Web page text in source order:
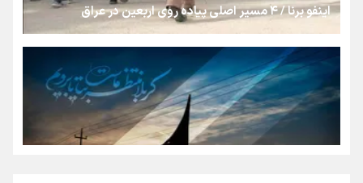
رسانه ملی و حق مردم برای شنیدن صدای رئیس‌جمهوری
روایت ایران از کنار مردم
اینفو برنا / ۴ مسیر اصلی پیاده روی اربعین در عراق